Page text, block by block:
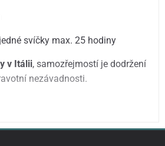
svíčky max. 25 hodiny
v Itálii, samozřejmostí je dodržení
nezávadnosti.